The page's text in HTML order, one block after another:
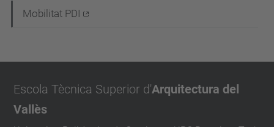
Mobilitat PDI
Escola Tècnica Superior d'Arquitectura del
Vallès